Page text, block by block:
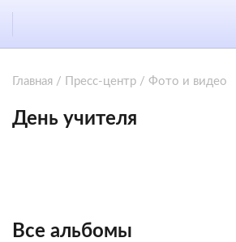
Главная / Пресс-центр / Фото и видео
День учителя
Все альбомы